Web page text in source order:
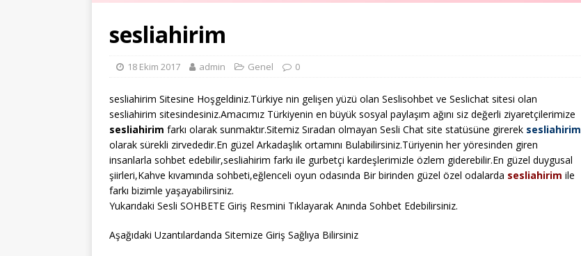
sesliahirim
18 Ekim 2017 admin Genel 0
sesliahirim Sitesine Hoşgeldiniz.Türkiye nin gelişen yüzü olan Seslisohbet ve Seslichat sitesi olan
sesliahirim sitesindesiniz.Amacımız Türkiyenin en büyük sosyal paylaşım ağını siz değerli ziyaretçilerimize
sesliahirim farkı olarak sunmaktır.Sitemiz Sıradan olmayan Sesli Chat site statüsüne girerek sesliahirim
olarak sürekli zirvededir.En güzel Arkadaşlık ortamını Bulabilirsiniz.Türiyenin her yöresinden giren
insanlarla sohbet edebilir,sesliahirim farkı ile gurbetçi kardeşlerimizle özlem giderebilir.En güzel duygusal
şiirleri,Kahve kıvamında sohbeti,eğlenceli oyun odasında Bir birinden güzel özel odalarda sesliahirim ile
farkı bizimle yaşayabilirsiniz.
Yukarıdaki Sesli SOHBETE Giriş Resmini Tıklayarak Anında Sohbet Edebilirsiniz.
Aşağıdaki Uzantılardanda Sitemize Giriş Sağlıya Bilirsiniz